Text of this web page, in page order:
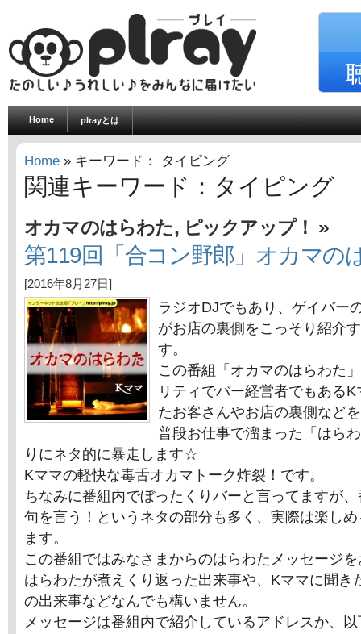
Home plrayとは
Home » キーワード： タイピング
関連キーワード：タイピング
オカマのはらわた, ピックアップ！ »
第119回「合コン野郎」オカマの
[2016年8月27日]
ラジオDJでもあり、ゲイバー
がお店の裏側をこっそり紹介
す。
この番組「オカマのはらわた
リティでバー経営者でもある
たお客さんやお店の裏側など
普段お仕事で溜まった「はら
りにネタ的に暴走します☆
Kママの軽快な毒舌オカマトーク炸裂！です。
ちなみに番組内でぼったくりバーと言ってますが
句を言う！というネタの部分も多く、実際は楽し
ます。
この番組ではみなさまからのはらわたメッセージ
はらわたが煮えくり返った出来事や、Kママに聞き
の出来事などなんでも構いません。
メッセージは番組内で紹介しているアドレスか、